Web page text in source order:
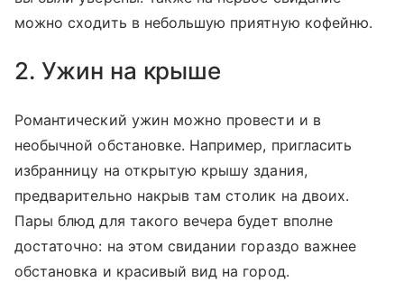
можно сходить в небольшую приятную кофейню.
2. Ужин на крыше
Романтический ужин можно провести и в
необычной обстановке. Например, пригласить
избранницу на открытую крышу здания,
предварительно накрыв там столик на двоих.
Пары блюд для такого вечера будет вполне
достаточно: на этом свидании гораздо важнее
обстановка и красивый вид на город.